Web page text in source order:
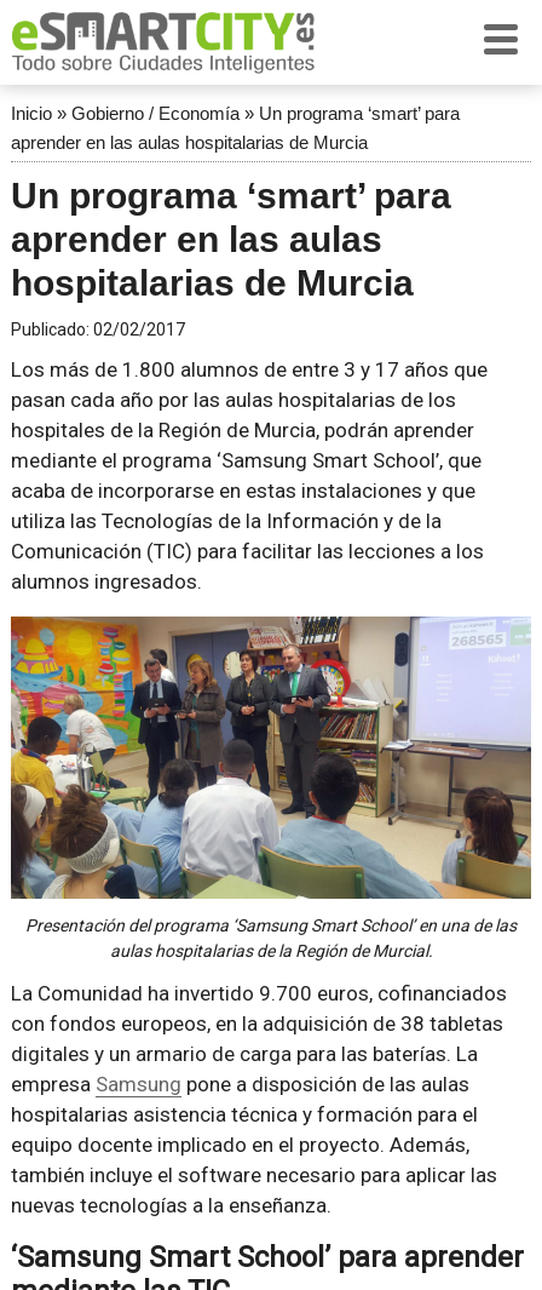
Inicio» Gobierno / Economía» Un programa ‘smart’ para
aprender en las aulas hospitalarias de Murcia
Un programa ‘smart’ para
aprender en las aulas
hospitalarias de Murcia
Publicado: 02/02/2017
Los más de 1.800 alumnos de entre 3 y 17 años que
pasan cada año por las aulas hospitalarias de los
hospitales de la Región de Murcia, podrán aprender
mediante el programa ‘Samsung Smart School’, que
acaba de incorporarse en estas instalaciones y que
utiliza las Tecnologías de la Información y de la
Comunicación (TIC) para facilitar las lecciones a los
alumnos ingresados.
Presentación del programa ‘Samsung Smart School’ en una de las
aulas hospitalarias de la Región de Murcial.
La Comunidad ha invertido 9.700 euros, cofinanciados
con fondos europeos, en la adquisición de 38 tabletas
digitales y un armario de carga para las baterías. La
empresa Samsung pone a disposición de las aulas
hospitalarias asistencia técnica y formación para el
equipo docente implicado en el proyecto. Además,
también incluye el software necesario para aplicar las
nuevas tecnologías a la enseñanza.
‘Samsung Smart School’ para aprender